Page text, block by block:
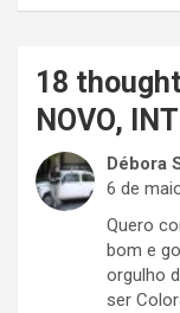
18
NOVO,
Débora
6 de
Quero
bom e
orgulho
ser